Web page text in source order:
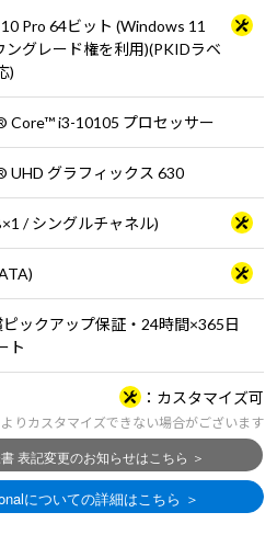
Pro 64ビット (Windows 11
ングレード権を利用)(PKIDラベ
)
Core™ i3-10105 プロセッサー
UHD グラフィックス 630
/ シングルチャネル)
ックアップ保証・24時間×365日
ト
カスタマイズ可
りカスタマイズできない場合がございます